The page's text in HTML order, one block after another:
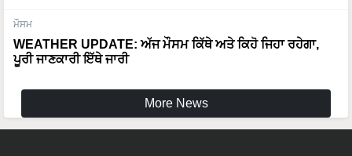
ਮੌਸਮ
WEATHER UPDATE: ਅੱਜ ਮੌਸਮ ਕਿੱਥੇ ਅਤੇ ਕਿਹੋ ਜਿਹਾ ਰਹੇਗਾ,
ਪੂਰੀ ਜਾਣਕਾਰੀ ਇੱਥੇ ਜਾਰੀ
More News